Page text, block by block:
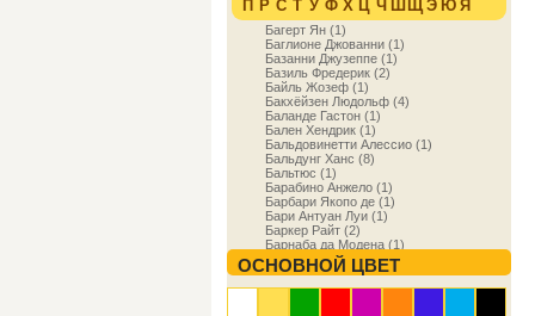
Образование
Отдых
Охота
Праздники
Природа
Религия и духовность
Спорт
Сфера деятельности
Транспорт
Фракталы
Фэнтези
Цветы
Юмор
П Р С Т У Ф Х Ц Ч Ш Щ Э Ю Я
Багерт Ян (1)
Баглионе Джованни (1)
Базанни Джузеппе (1)
Базиль Фредерик (2)
Байль Жозеф (1)
Бакхёйзен Людольф (4)
Баланде Гастон (1)
Бален Хендрик (1)
Бальдовинетти Алессио (1)
Бальдунг Ханс (8)
Бальтюс (1)
Барабино Анжело (1)
Барбари Якопо де (1)
Бари Антуан Луи (1)
Баркер Райт (2)
Барнаба да Модена (1)
Бароччи Федерико (3)
Баррет Вил (1)
Барри Джеймс (1)
ОСНОВНОЙ ЦВЕТ